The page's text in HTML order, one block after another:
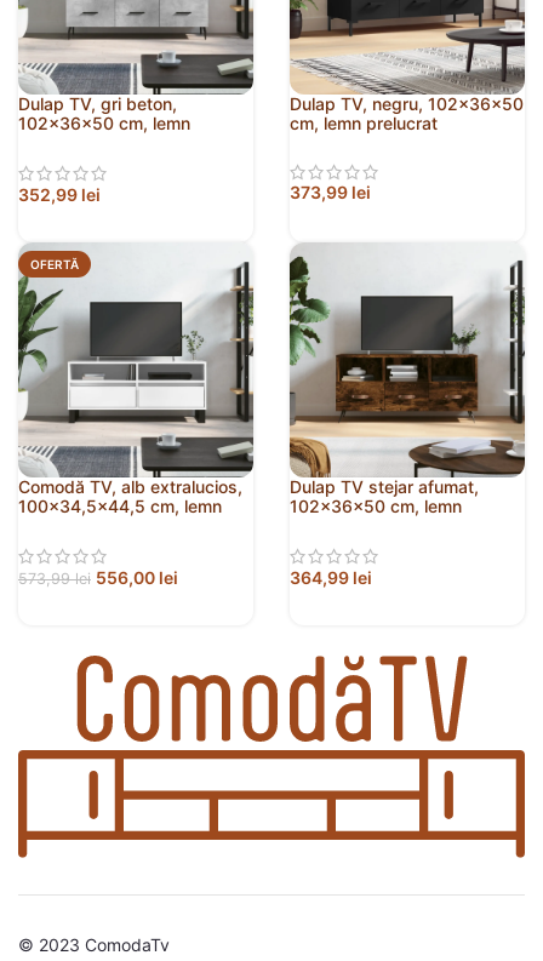
Dulap TV, gri beton,
102x36x50 cm, lemn
352,99 lei
Dulap TV, negru, 102x36x50
cm, lemn prelucrat
373,99 lei
OFERTĂ
Comodă TV, alb extralucios,
100×34,5×44,5 cm, lemn
573,99lei 556,00 lei
Dulap TV stejar afumat,
102x36x50 cm, lemn
364,99 lei
© 2023 ComodaTv